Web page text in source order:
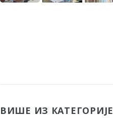
ВИШЕ ИЗ КАТЕГОРИЈЕ